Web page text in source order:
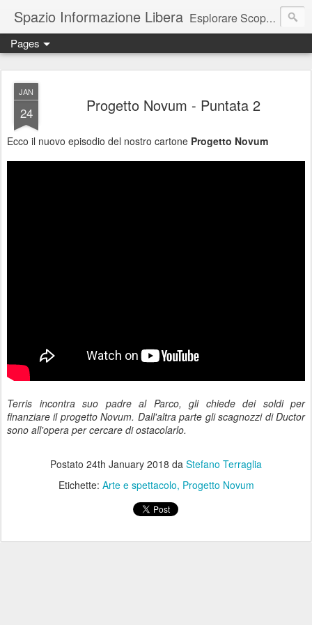
Spazio Informazione Libera Esplorare Scoprire Creare
Escursioni, viaggi, arte, tecnologia, attualità
Pages
JAN
24 Progetto Novum - Puntata 2
Ecco il nuovo episodio del nostro cartone Progetto Novum
Terris incontra suo padre al Parco, gli chiede dei soldi per
finanziare il progetto Novum. Dall'altra parte gli scagnozzi di Ductor
sono all'opera per cercare di ostacolarlo.
Postato 24th January 2018 da Stefano Terraglia
Etichette: Arte e spettacolo Progetto Novum